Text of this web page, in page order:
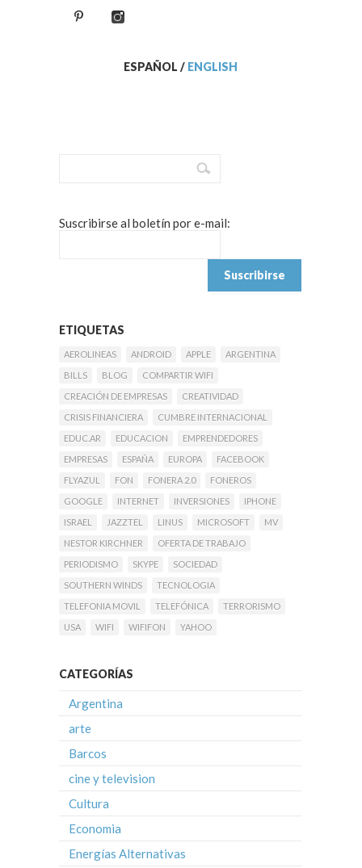
ESPAÑOL / ENGLISH
Suscribirse al boletín por e-mail:
ETIQUETAS
AEROLINEAS ANDROID APPLE
ARGENTINA
BILLS
BLOG
COMPARTIR WIFI
CREACIÓN DE EMPRESAS
CREATIVIDAD
CRISIS FINANCIERA
CUMBRE INTERNACIONAL
EDUC.AR
EDUCACION
EMPRENDEDORES
EMPRESAS
ESPAÑA EUROPA
FACEBOOK
FLYAZUL
FON FONERA 2.0
FONEROS
GOOGLE
INTERNET INVERSIONES
IPHONE
ISRAEL
JAZZTEL LINUS MICROSOFT
MV
NESTOR KIRCHNER
OFERTA DE TRABAJO
PERIODISMO
SKYPE
SOCIEDAD
SOUTHERN WINDS
TECNOLOGIA
TELEFONIA MOVIL
TELEFÓNICA
TERRORISMO
USA
WIFI WIFIFON YAHOO
CATEGORÍAS
Argentina
arte
Barcos
cine y television
Cultura
Economia
Energías Alternativas